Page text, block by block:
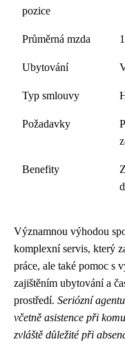
pozice
Průměrná mzda
Ubytování
Typ smlouvy
Požadavky
Benefity
Významnou výhodou
komplexní servis, který
práce, ale také pomoc s
zajištěním ubytování a
prostředí. Seriózní
včetně asistence při
zvláště důležité při